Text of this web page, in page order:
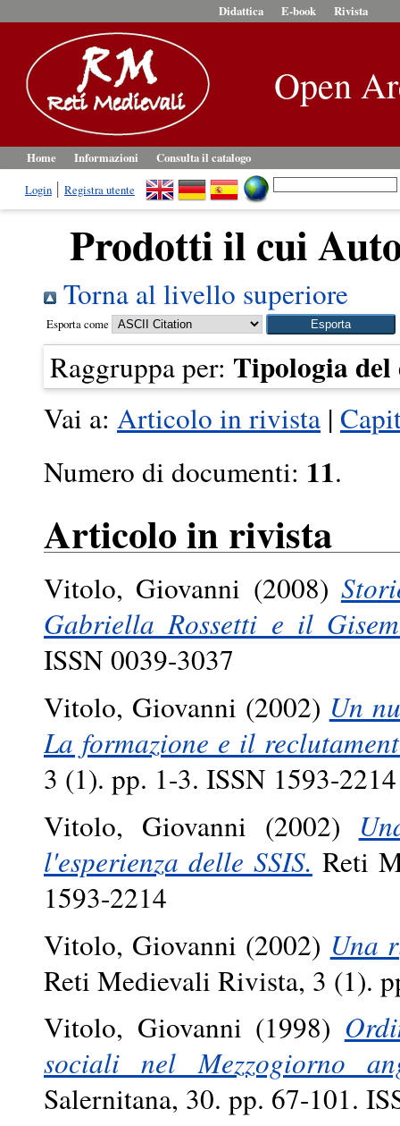
Didattica E-book Rivista
Open
Home Informazioni
Consulta il catalogo
Login
Registra utente
Prodotti il cui
Torna al livello superiore
Esporta come
Raggruppa per: Tipologia del
Vai a: Articolo in rivista |
Numero di documenti: 11.
Articolo in rivista
Vitolo, Giovanni (2008)
Gabriella Rossetti e il
ISSN 0039-3037
Vitolo, Giovanni (2002) Un
La formazione e il
3 (1). pp. 1-3. ISSN 1593-2214
Vitolo, Giovanni (2002)
l'esperienza delle SSIS. Reti
1593-2214
Vitolo, Giovanni (2002) Una
Reti Medievali Rivista, 3 (1).
Vitolo, Giovanni (1998)
sociali nel Mezzogiorno
Salernitana, 30. pp. 67-101.